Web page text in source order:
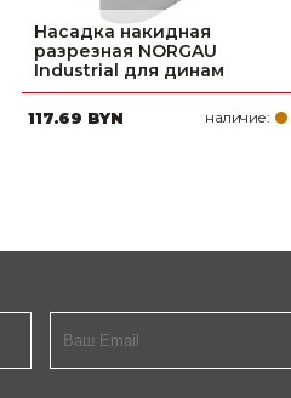
Насадка накидная
разрезная NORGAU
Industrial для динам
117.69 BYN наличие: